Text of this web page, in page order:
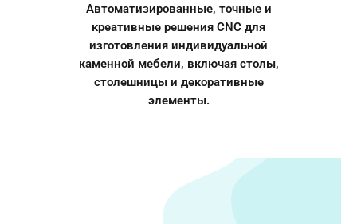
Примеры из практики
Поддержка
Автоматизированные, точные и
креативные решения CNC для
изготовления индивидуальной
каменной мебели, включая столы,
столешницы и декоративные
элементы.